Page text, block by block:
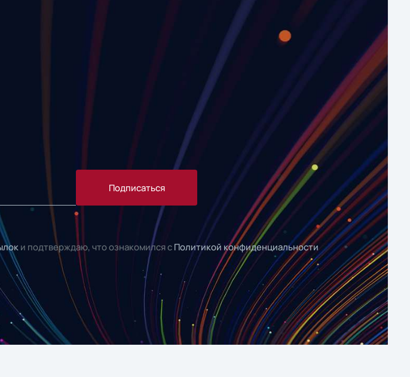
Подписаться
и подтверждаю, что ознакомился с Политикой конфиденциальности